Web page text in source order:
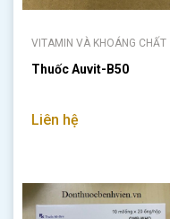
VITAMIN VÀ KHOÁNG CHẤT
Thuốc Auvit-B50
Liên hệ